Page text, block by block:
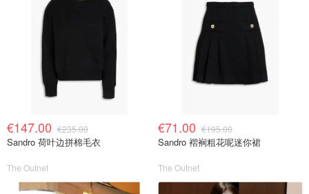
€147.00 €235.00
Sandro 荷叶边拼棉毛衣
The Outnet
€71.00 €195.00
Sandro 褶裥粗花呢迷你裙
The Outnet